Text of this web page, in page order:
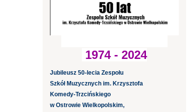
1974 - 2024
Jubileusz 50-lecia Zespołu
Szkół Muzycznych im. Krzysztofa
Komedy-Trzcińskiego
w Ostrowie Wielkopolskim,